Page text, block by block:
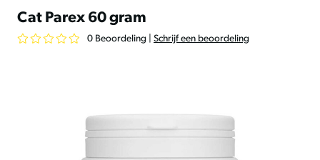
Cat Parex 60 gram
0 Beoordeling Schrijf een beoordeling